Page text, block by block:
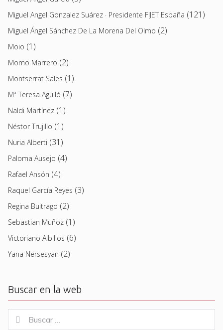
Miguel Angel Gonzalez Suárez · Presidente FIJET España (121)
Miguel Ángel Sánchez De La Morena Del Olmo (2)
Moio (1)
Momo Marrero (2)
Montserrat Sales (1)
Mª Teresa Aguiló (7)
Naldi Martínez (1)
Néstor Trujillo (1)
Nuria Alberti (31)
Paloma Ausejo (4)
Rafael Ansón (4)
Raquel García Reyes (3)
Regina Buitrago (2)
Sebastian Muñoz (1)
Victoriano Albillos (6)
Yana Nersesyan (2)
Buscar en la web
for:
Buscar